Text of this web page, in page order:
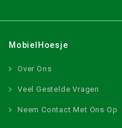
MobielHoesje
Over Ons
Veel Gestelde Vragen
Neem Contact Met Ons Op